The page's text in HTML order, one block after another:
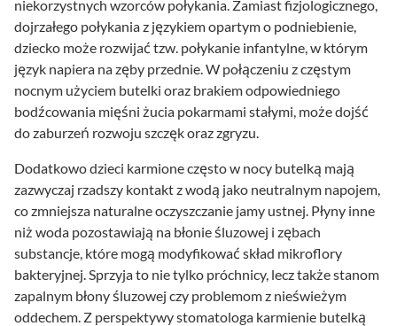
niekorzystnych wzorców połykania. Zamiast fizjologicznego,
dojrzałego połykania z językiem opartym o podniebienie,
dziecko może rozwijać tzw. połykanie infantylne, w którym
język napiera na zęby przednie. W połączeniu z częstym
nocnym użyciem butelki oraz brakiem odpowiedniego
bodźcowania mięśni żucia pokarmami stałymi, może dojść
do zaburzeń rozwoju szczęk oraz zgryzu.
Dodatkowo dzieci karmione często w nocy butelką mają
zazwyczaj rzadszy kontakt z wodą jako neutralnym napojem,
co zmniejsza naturalne oczyszczanie jamy ustnej. Płyny inne
niż woda pozostawiają na błonie śluzowej i zębach
substancje, które mogą modyfikować skład mikroflory
bakteryjnej. Sprzyja to nie tylko próchnicy, lecz także stanom
zapalnym błony śluzowej czy problemom z nieświeżym
oddechem. Z perspektywy stomatologa karmienie butelką